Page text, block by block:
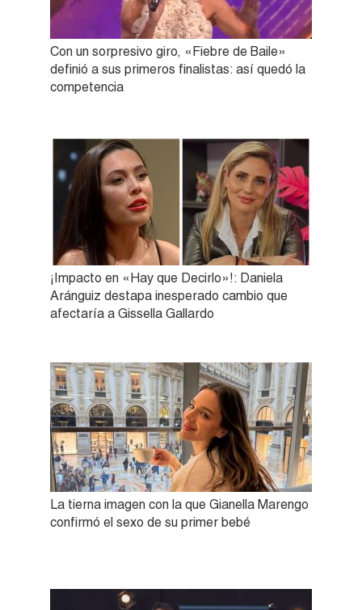
Con un sorpresivo giro, «Fiebre de Baile»
definió a sus primeros finalistas: así quedó la
competencia
¡Impacto en «Hay que Decirlo»!: Daniela
Aránguiz destapa inesperado cambio que
afectaría a Gissella Gallardo
La tierna imagen con la que Gianella Marengo
confirmó el sexo de su primer bebé